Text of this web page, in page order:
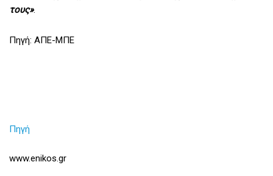
τους».
Πηγή: ΑΠΕ-ΜΠΕ
Πηγή
www.enikos.gr